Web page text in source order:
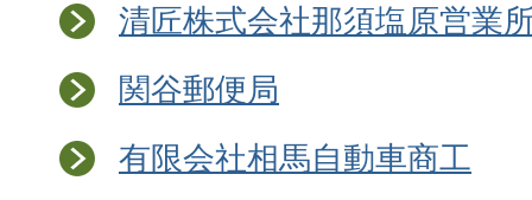
清匠株式会社那須塩原営業
関谷郵便局
有限会社相馬自動車商工